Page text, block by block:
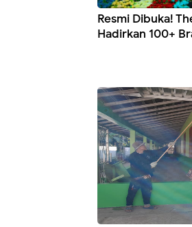
Resmi Dibuka!
Hadirkan 100+